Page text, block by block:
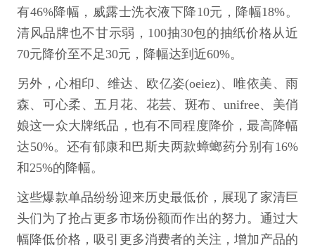
有46%降幅，威露士洗衣液下降10元，降幅18%。
清风品牌也不甘示弱，100抽30包的抽纸价格从近
70元降价至不足30元，降幅达到近60%。
另外，心相印、维达、欧亿姿(oeiez)、唯依美、雨
森、可心柔、五月花、花芸、斑布、unifree、美俏
娘这一众大牌纸品，也有不同程度降价，最高降幅
达50%。还有郁康和巴斯夫两款蟑螂药分别有16%
和25%的降幅。
这些爆款单品纷纷迎来历史最低价，展现了家清巨
头们为了抢占更多市场份额而作出的努力。通过大
幅降低价格，吸引更多消费者的关注，增加产品的